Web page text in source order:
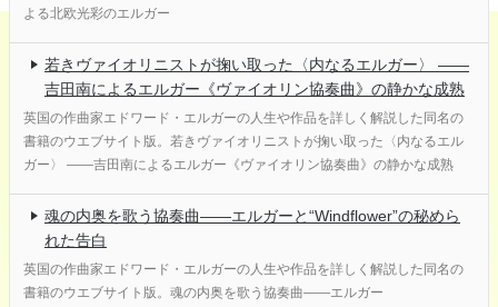
よる北欧光彩のエルガー
若きヴァイオリニストが掬い取った〈内なるエルガー〉 ――
吉田南によるエルガー《ヴァイオリン協奏曲》の静かな成熟
英国の作曲家エドワード・エルガーの人生や作品を詳しく解説した同名の
書籍のウエブサイト版。若きヴァイオリニストが掬い取った〈内なるエル
ガー〉 ――吉田南によるエルガー《ヴァイオリン協奏曲》の静かな成熟
魂の内奥を歌う協奏曲――エルガーと“Windflower”の秘めら
れた告白
英国の作曲家エドワード・エルガーの人生や作品を詳しく解説した同名の
書籍のウエブサイト版。魂の内奥を歌う協奏曲――エルガー